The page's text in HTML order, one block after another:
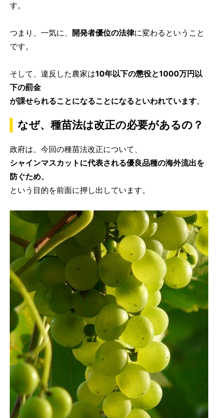
す。
つまり、一気に、 開発者優位の法律に変わるということ
です。
そして、違反した農家は10年以下の懲役と1000万円以
下の罰金
が課せられることになることになるといわれています。
なぜ、種苗法は改正の必要があるの？
政府は、今回の種苗法改正について、
シャインマスカットに代表される優良品種の海外流出を
防ぐため、
という目的を前面に押し出しています。